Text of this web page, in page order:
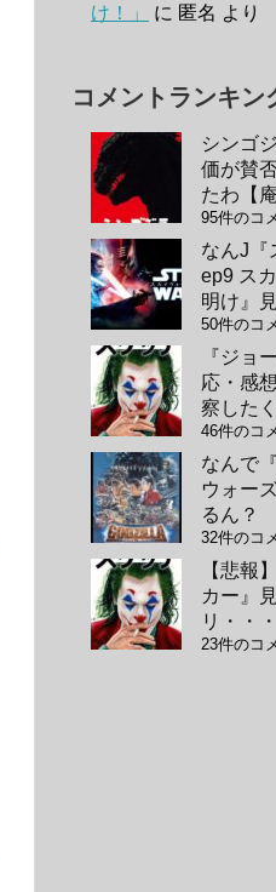
け！」
に 匿名 より
コメントランキン
シンゴ
価が賛
たわ【
95件のコ
なんJ『
ep9 ス
明け』
50件のコ
『ジョ
応・感
察した
46件のコ
なんで
ウォー
るん？
32件のコ
【悲報
カー』
リ・・・
23件のコ